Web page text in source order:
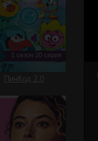
1 сезон 20 серия
ПинКод 2.0